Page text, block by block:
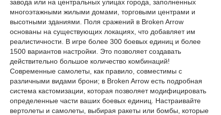
завода или на центральных улицах города, заполненных
многоэтажными жилыми домами, торговыми центрами и
высотными зданиями. Поля сражений в Broken Arrow
основаны на существующих локациях, что добавляет им
реалистичности. В игре более 300 боевых единиц и более
1500 вариантов настройки. Это позволяет создавать
действительно большое количество комбинаций!
Современные самолеты, как правило, совместимы с
различными видами брони; в Broken Arrow есть подробная
система кастомизации, которая позволяет модифицировать
определенные части ваших боевых единиц. Настраивайте
вертолеты и самолеты, выбирая ракеты или бомбы, которые